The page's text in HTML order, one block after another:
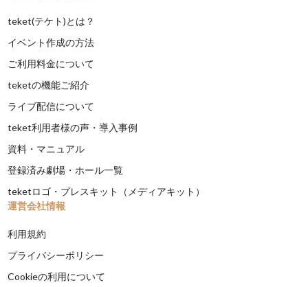
teket(テケト)とは？
イベント作成の方法
ご利用料金について
teketの機能ご紹介
ライブ配信について
teket利用者様の声・導入事例
資料・マニュアル
登録済み劇場・ホール一覧
teketロゴ・プレスキット（メディアキット）
運営会社情報
利用規約
プライバシーポリシー
Cookieの利用について